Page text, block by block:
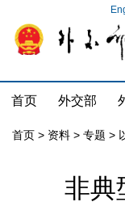
首页 外交部
首页 > 资料 > 专题 >
非典